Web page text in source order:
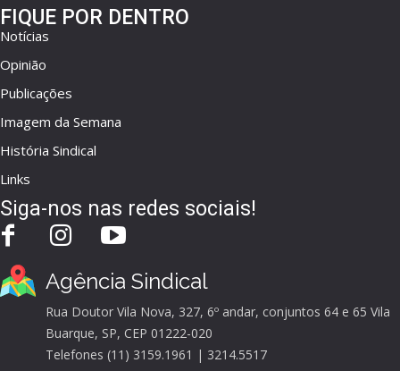
FIQUE POR DENTRO
Notícias
Opinião
Publicações
Imagem da Semana
História Sindical
Links
Siga-nos nas redes sociais!
Agência Sindical
Rua Doutor Vila Nova, 327, 6º andar, conjuntos 64 e 65 Vila
Buarque, SP, CEP 01222-020
Telefones (11) 3159.1961 | 3214.5517